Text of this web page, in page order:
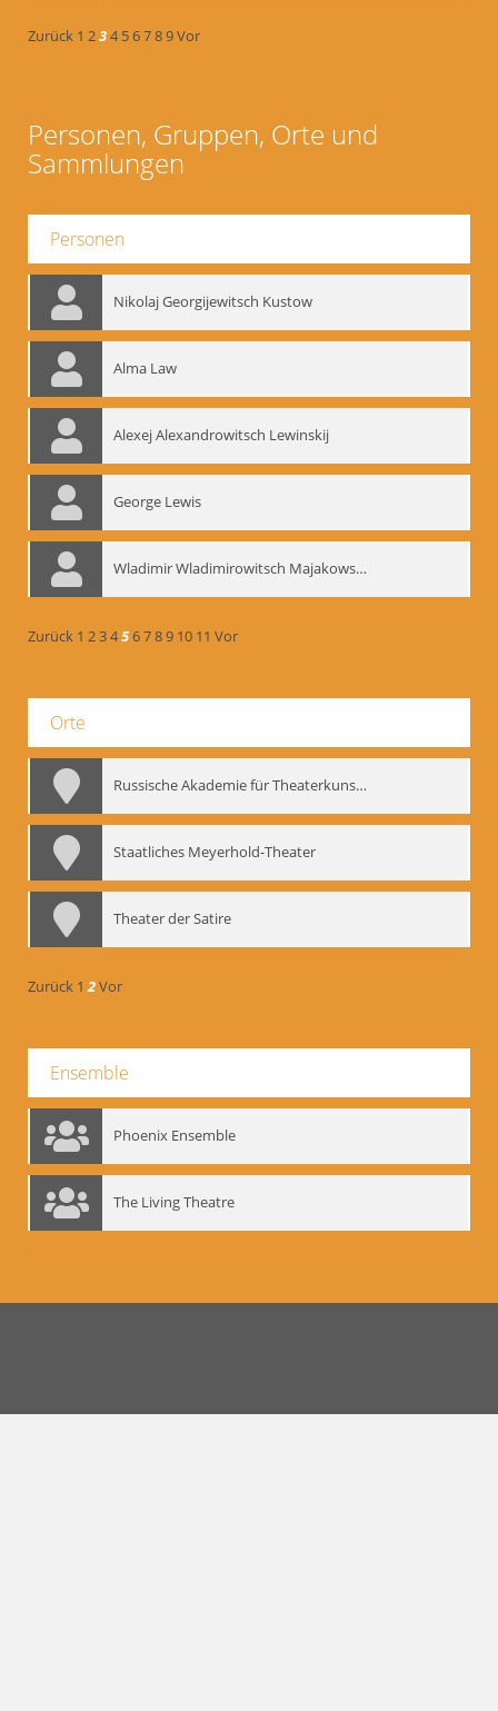
Zurück 1 234 56789Vor
Personen, Gruppen, Orte und
Sammlungen
Personen
Nikolaj Georgijewitsch Kustow
Alma Law
Alexej Alexandrowitsch Lewinskij
George Lewis
Wladimir Wladimirowitsch Majakowskij
Zurück 1 23456789 10 11 Vor
Orte
Russische Akademie für Theaterkunst – GITIS
Staatliches Meyerhold-Theater
Theater der Satire
Zurück 1 2Vor
Ensemble
Phoenix Ensemble
The Living Theatre